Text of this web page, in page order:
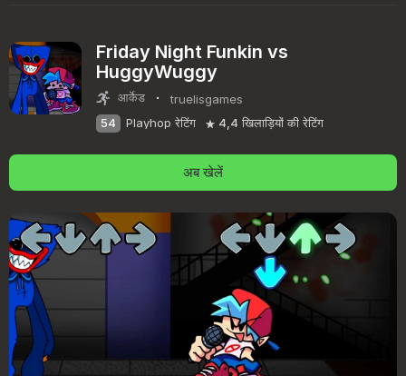
Friday Night Funkin vs
HuggyWuggy
आर्केड ·
truelisgames
54
Playhop रेटिंग 4,4 खिलाड़ियों की रेटिंग
अब खेलें